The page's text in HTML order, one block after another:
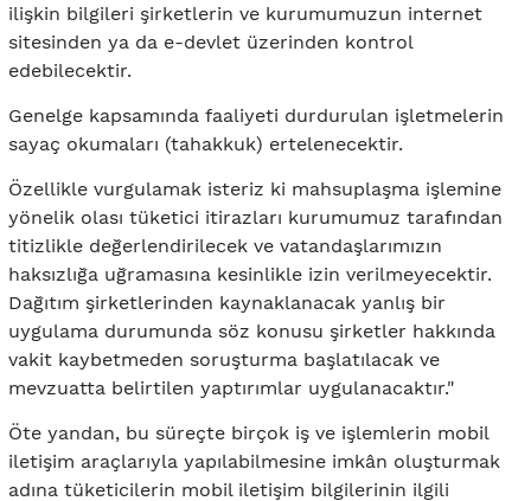
ilişkin bilgileri şirketlerin ve kurumumuzun internet
sitesinden ya da e-devlet üzerinden kontrol
edebilecektir.
Genelge kapsamında faaliyeti durdurulan işletmelerin
sayaç okumaları (tahakkuk) ertelenecektir.
Özellikle vurgulamak isteriz ki mahsuplaşma işlemine
yönelik olası tüketici itirazları kurumumuz tarafından
titizlikle değerlendirilecek ve vatandaşlarımızın
haksızlığa uğramasına kesinlikle izin verilmeyecektir.
Dağıtım şirketlerinden kaynaklanacak yanlış bir
uygulama durumunda söz konusu şirketler hakkında
vakit kaybetmeden soruşturma başlatılacak ve
mevzuatta belirtilen yaptırımlar uygulanacaktır."
Öte yandan, bu süreçte birçok iş ve işlemlerin mobil
iletişim araçlarıyla yapılabilmesine imkân oluşturmak
adına tüketicilerin mobil iletişim bilgilerinin ilgili